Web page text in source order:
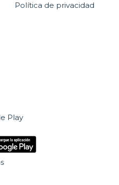
Política de privacidad
Play